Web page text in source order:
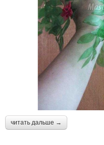
читать дальше →